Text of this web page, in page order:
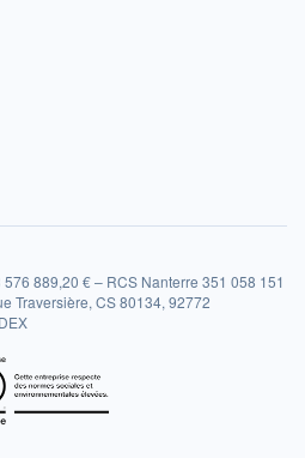
889,20 € – RCS Nanterre 351 058 151
Traversière, CS 80134, 92772